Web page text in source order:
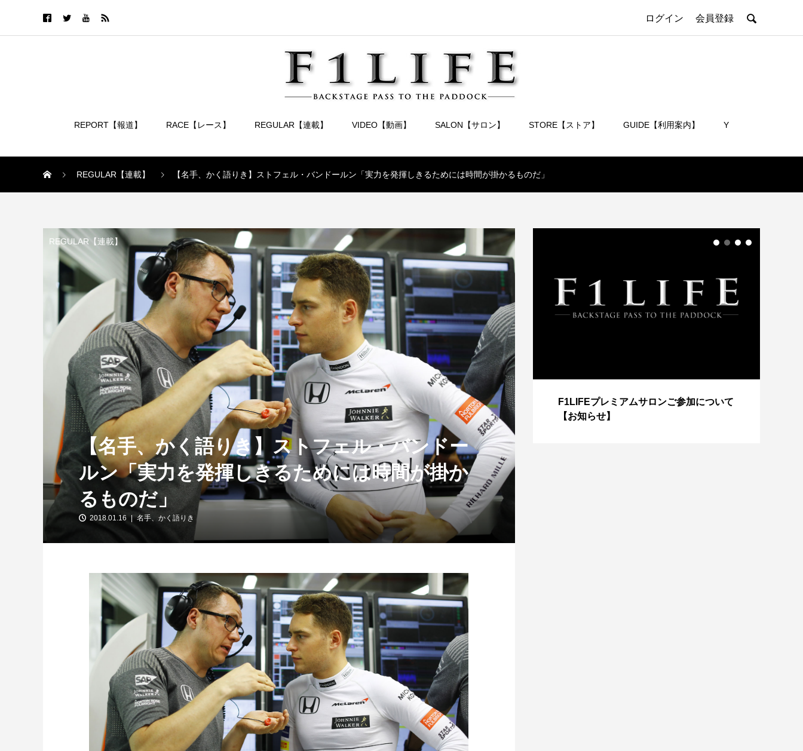
ログイン 会員登録 
REPORT【報道】 RACE【レース】 REGULAR【連載】 VIDEO【動画】 SALON【サロン】 STORE【ストア】 GUIDE【利用案内】 Y
REGULAR【連載】 【名手、かく語りき】ストフェル・バンドールン「実力を発揮しきるためには時間が掛かるものだ」
REGULAR【連載】
【名手、かく語りき】ストフェル・バンドー
ルン「実力を発揮しきるためには時間が掛か
るものだ」
2018.01.16 名手、かく語りき
【特別企画】2026年ホンダの現在地
①「アストンマーティンとの交渉4...
【特別記事】レーシングブルズ、
VCARB 02を生み出すファクトリー...
F1LIFEプレミアムサロンご参加について
【お知らせ】